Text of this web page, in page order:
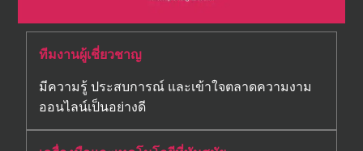
ทีมงานผู้เชี่ยวชาญ
มีความรู้ ประสบการณ์ และเข้าใจตลาดความงาม
ออนไลน์เป็นอย่างดี